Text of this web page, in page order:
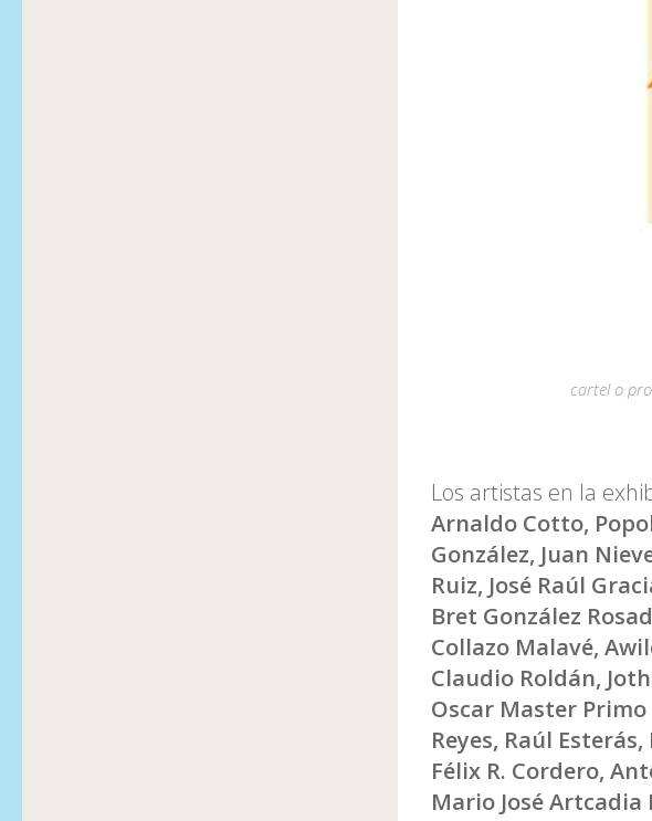
cartel o
Los artistas en la
Arnaldo Cotto,
González, Juan
Ruiz, José Raúl
Bret González
Collazo Malavé,
Claudio Roldán,
Oscar Master Primo
Reyes, Raúl
Félix R. Cordero,
Mario José Artcadia